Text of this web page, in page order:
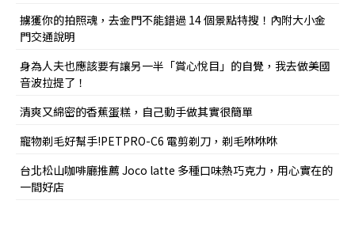
擄獲你的拍照魂，去金門不能錯過 14 個景點特搜！內附大小金
門交通說明
身為人夫也應該要有讓另一半「賞心悅目」的自覺，我去做美國
音波拉提了！
清爽又綿密的香蕉蛋糕，自己動手做其實很簡單
寵物剃毛好幫手!PETPRO-C6 電剪剃刀，剃毛咻咻咻
台北松山咖啡廳推薦 Joco latte 多種口味熱巧克力，用心實在的
一間好店